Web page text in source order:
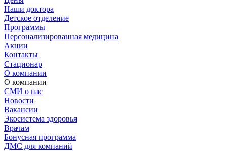
Наши доктора
Детское отделение
Программы
Персонализированная медицина
Акции
Контакты
Стационар
О компании
О компании
СМИ о нас
Новости
Вакансии
Экосистема здоровья
Врачам
Бонусная программа
ДМС для компаний